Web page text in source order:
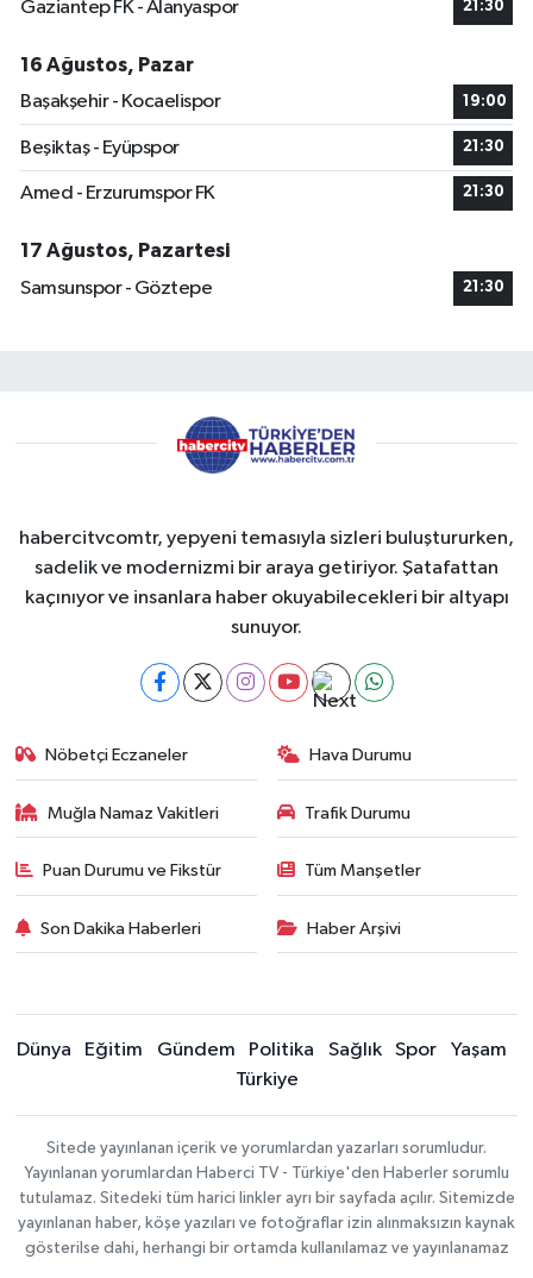
Gaziantep FK - Alanyaspor 21:30
16 Ağustos, Pazar
Başakşehir - Kocaelispor
19:00
Beşiktaş - Eyüpspor 21:30
Amed - Erzurumspor FK 21:30
17 Ağustos, Pazartesi
Samsunspor - Göztepe
21:30
habercitvcomtr, yepyeni temasıyla sizleri buluştururken,
sadelik ve modernizmi bir araya getiriyor. Şatafattan
kaçınıyor ve insanlara haber okuyabilecekleri bir altyapı
sunuyor.
Nöbetçi Eczaneler Hava Durumu
Muğla Namaz Vakitleri Trafik Durumu
Puan Durumu ve Fikstür Tüm Manşetler
Son Dakika Haberleri Haber Arşivi
Dünya Eğitim Gündem Politika Sağlık Spor
Yaşam
Türkiye
Sitede yayınlanan içerik ve yorumlardan yazarları sorumludur.
Yayınlanan yorumlardan Haberci TV - Türkiye'den Haberler sorumlu
tutulamaz. Sitedeki tüm harici linkler ayrı bir sayfada açılır. Sitemizde
yayınlanan haber, köşe yazıları ve fotoğraflar izin alınmaksızın kaynak
gösterilse dahi, herhangi bir ortamda kullanılamaz ve yayınlanamaz